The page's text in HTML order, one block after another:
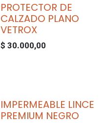
PROTECTOR DE
CALZADO PLANO
VETROX
$ 30.000,00
IMPERMEABLE LINCE
PREMIUM NEGRO